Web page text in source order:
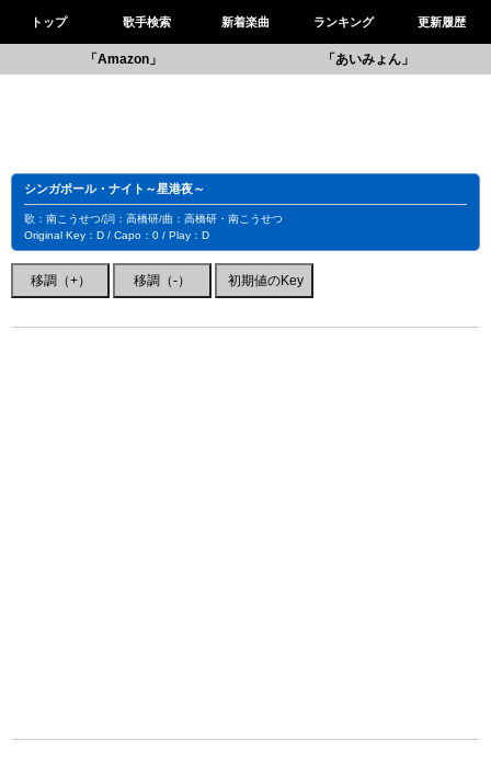
トップ 歌手検索 新着楽曲 ランキング 更新履歴
「Amazon」 「あいみょん」
シンガポール・ナイト～星港夜～
歌：南こうせつ/詞：高橋研/曲：高橋研・南こうせつ
Original Key：D / Capo：0 / Play：D